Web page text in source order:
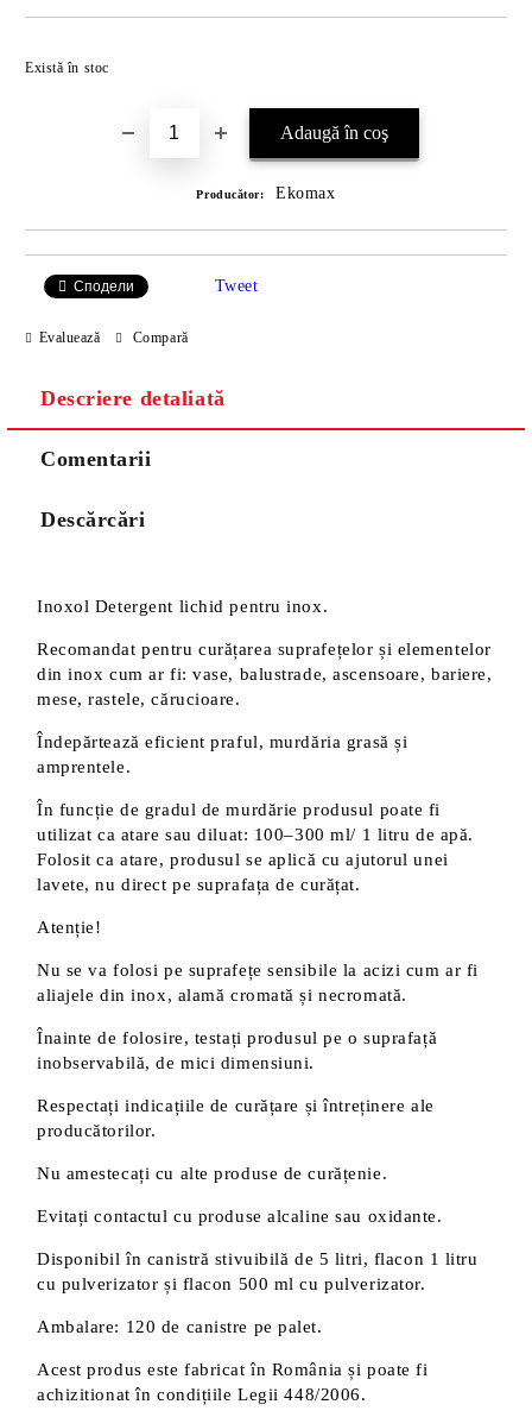
Există în stoc
Producător: Ekomax
Сподели Tweet
Evaluează Compară
Descriere detaliată
Comentarii
Descărcări
Inoxol Detergent lichid pentru inox.
Recomandat pentru curățarea suprafețelor și elementelor
din inox cum ar fi: vase, balustrade, ascensoare, bariere,
mese, rastele, cărucioare.
Îndepărtează eficient praful, murdăria grasă și
amprentele.
În funcție de gradul de murdărie produsul poate fi
utilizat ca atare sau diluat: 100–300 ml/ 1 litru de apă.
Folosit ca atare, produsul se aplică cu ajutorul unei
lavete, nu direct pe suprafața de curățat.
Atenție!
Nu se va folosi pe suprafețe sensibile la acizi cum ar fi
aliajele din inox, alamă cromată și necromată.
Înainte de folosire, testați produsul pe o suprafață
inobservabilă, de mici dimensiuni.
Respectați indicațiile de curățare și întreținere ale
producătorilor.
Nu amestecați cu alte produse de curățenie.
Evitați contactul cu produse alcaline sau oxidante.
Disponibil în canistră stivuibilă de 5 litri, flacon 1 litru
cu pulverizator și flacon 500 ml cu pulverizator.
Ambalare: 120 de canistre pe palet.
Acest produs este fabricat în România și poate fi
achizitionat în condițiile Legii 448/2006.